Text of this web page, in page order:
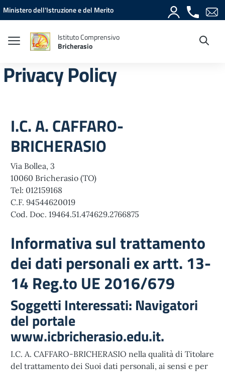
Vai ai contenuti
Vai al menu di navigazione
Vai al footer
Ministero dell'Istruzione e del Merito
Istituto Comprensivo
Bricherasio
Privacy Policy
I.C. A. CAFFARO-
BRICHERASIO
Via Bollea, 3
10060 Bricherasio (TO)
Tel: 012159168
C.F. 94544620019
Cod. Doc. 19464.51.474629.2766875
Informativa sul trattamento
dei dati personali ex artt. 13-
14 Reg.to UE 2016/679
Soggetti Interessati: Navigatori
del portale
www.icbricherasio.edu.it.
I.C. A. CAFFARO-BRICHERASIO nella qualità di Titolare
del trattamento dei Suoi dati personali, ai sensi e per